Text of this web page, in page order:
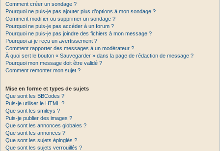
Comment créer un sondage ?
Pourquoi ne puis-je pas ajouter plus d’options à mon sondage ?
Comment modifier ou supprimer un sondage ?
Pourquoi ne puis-je pas accéder à un forum ?
Pourquoi ne puis-je pas joindre des fichiers à mon message ?
Pourquoi ai-je reçu un avertissement ?
Comment rapporter des messages à un modérateur ?
À quoi sert le bouton « Sauvegarder » dans la page de rédaction de message ?
Pourquoi mon message doit être validé ?
Comment remonter mon sujet ?
Mise en forme et types de sujets
Que sont les BBCodes ?
Puis-je utiliser le HTML ?
Que sont les smileys ?
Puis-je publier des images ?
Que sont les annonces globales ?
Que sont les annonces ?
Que sont les sujets épinglés ?
Que sont les sujets verrouillés ?